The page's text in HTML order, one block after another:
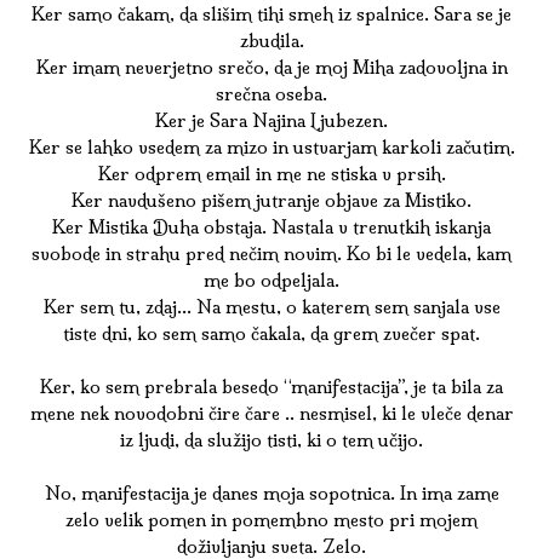
Ker samo čakam, da slišim tihi smeh iz spalnice. Sara se je
zbudila.
Ker imam neverjetno srečo, da je moj Miha zadovoljna in
srečna oseba.
Ker je Sara Najina Ljubezen.
Ker se lahko vsedem za mizo in ustvarjam karkoli začutim.
Ker odprem email in me ne stiska v prsih.
Ker navdušeno pišem jutranje objave za Mistiko.
Ker Mistika Duha obstaja. Nastala v trenutkih iskanja
svobode in strahu pred nečim novim. Ko bi le vedela, kam
me bo odpeljala.
Ker sem tu, zdaj… Na mestu, o katerem sem sanjala vse
tiste dni, ko sem samo čakala, da grem zvečer spat.
Ker, ko sem prebrala besedo “manifestacija”, je ta bila za
mene nek novodobni čire čare .. nesmisel, ki le vleče denar
iz ljudi, da služijo tisti, ki o tem učijo.
No, manifestacija je danes moja sopotnica. In ima zame
zelo velik pomen in pomembno mesto pri mojem
doživljanju sveta. Zelo.